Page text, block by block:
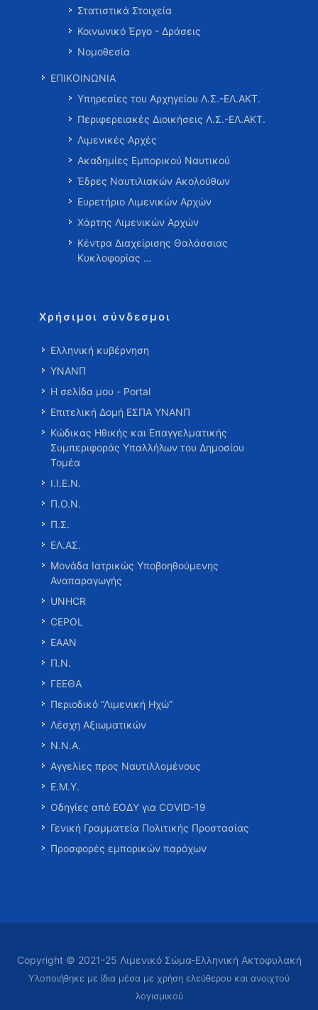
Στατιστικά Στοιχεία
Κοινωνικό Έργο - Δράσεις
Νομοθεσία
ΕΠΙΚΟΙΝΩΝΙΑ
Υπηρεσίες του Αρχηγείου Λ.Σ.-ΕΛ.ΑΚΤ.
Περιφερειακές Διοικήσεις Λ.Σ.-ΕΛ.ΑΚΤ.
Λιμενικές Αρχές
Ακαδημίες Εμπορικού Ναυτικού
Έδρες Ναυτιλιακών Ακολούθων
Ευρετήριο Λιμενικών Αρχών
Χάρτης Λιμενικών Αρχών
Κέντρα Διαχείρισης Θαλάσσιας
Κυκλοφορίας …
Χρήσιμοι σύνδεσμοι
Ελληνική κυβέρνηση
ΥΝΑΝΠ
Η σελίδα μου - Portal
Επιτελική Δομή ΕΣΠΑ ΥΝΑΝΠ
Κώδικας Ηθικής και Επαγγελματικής
Συμπεριφοράς Υπαλλήλων του Δημοσίου
Τομέα
Ι.Ι.Ε.Ν.
Π.Ο.Ν.
Π.Σ.
ΕΛ.ΑΣ.
Μονάδα Ιατρικώς Υποβοηθούμενης
Αναπαραγωγής
UNHCR
CEPOL
ΕΑΑΝ
Π.Ν.
ΓΕΕΘΑ
Περιοδικό “Λιμενική Ηχώ”
Λέσχη Αξιωματικών
Ν.Ν.Α.
Αγγελίες προς Ναυτιλλομένους
Ε.Μ.Υ.
Οδηγίες από ΕΟΔΥ για COVID-19
Γενική Γραμματεία Πολιτικής Προστασίας
Προσφορές εμπορικών παρόχων
Copyright © 2021-25 Λιμενικό Σώμα-Ελληνική Ακτοφυλακή
Υλοποιήθηκε με ίδια μέσα με χρήση ελεύθερου και ανοιχτού
λογισμικού